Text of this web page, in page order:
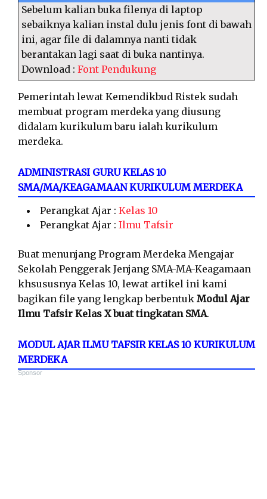
Sebelum kalian buka filenya di laptop
sebaiknya kalian instal dulu jenis font di bawah
ini, agar file di dalamnya nanti tidak
berantakan lagi saat di buka nantinya.
Download : Font Pendukung
Pemerintah lewat Kemendikbud Ristek sudah
membuat program merdeka yang diusung
didalam kurikulum baru ialah kurikulum
merdeka.
ADMINISTRASI GURU KELAS 10
SMA/MA/KEAGAMAAN KURIKULUM MERDEKA
Perangkat Ajar : Kelas 10
Perangkat Ajar : Ilmu Tafsir
Buat menunjang Program Merdeka Mengajar
Sekolah Penggerak Jenjang SMA-MA-Keagamaan
khsususnya Kelas 10, lewat artikel ini kami
bagikan file yang lengkap berbentuk Modul Ajar
Ilmu Tafsir Kelas X buat tingkatan SMA.
MODUL AJAR ILMU TAFSIR KELAS 10 KURIKULUM
MERDEKA
Sponsor